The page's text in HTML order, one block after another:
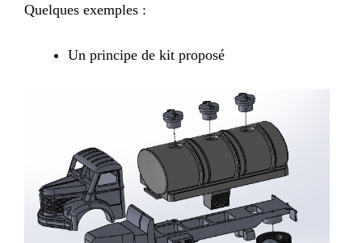
Quelques exemples :
Un principe de kit proposé